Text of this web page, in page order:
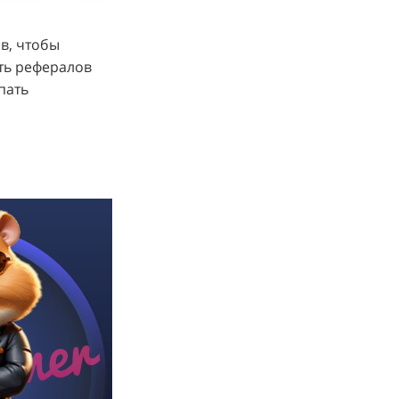
чтобы
рефералов